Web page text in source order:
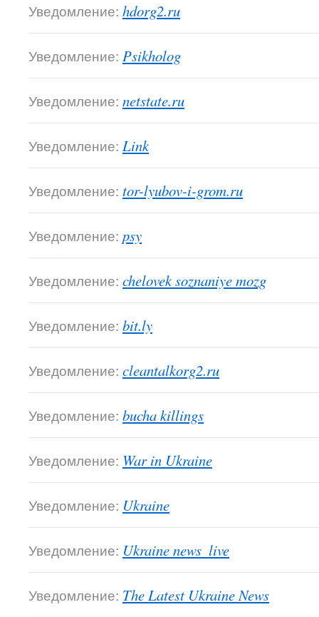
Уведомление: hdorg2.ru
Уведомление: Psikholog
Уведомление: netstate.ru
Уведомление: Link
Уведомление: tor-lyubov-i-grom.ru
Уведомление: psy
Уведомление: chelovek soznaniye mozg
Уведомление: bit.ly
Уведомление: cleantalkorg2.ru
Уведомление: bucha killings
Уведомление: War in Ukraine
Уведомление: Ukraine
Уведомление: Ukraine news  live
Уведомление: The Latest Ukraine News